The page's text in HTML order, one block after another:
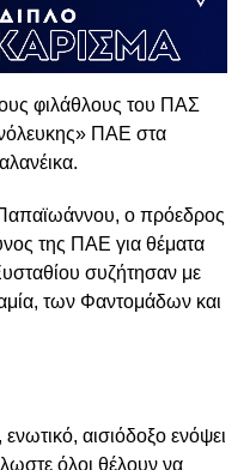
φιλάθλους του ΠΑΣ
ΠΑΕ στα
ο πρόεδρος
της ΠΑΕ για θέματα
συζήτησαν με
των Φαντομάδων και
αισιόδοξο ενόψει
όλοι θέλουν να